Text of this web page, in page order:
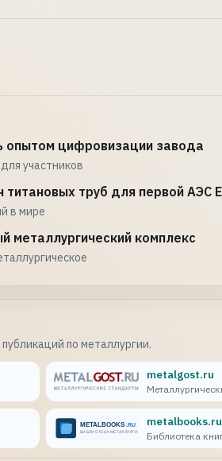
опытом цифровизации завода
участников
труб для первой АЭС
в мире
металлургический комплекс
по металлургии.
metalgost.ru
metalbooks.ru
Библиотека